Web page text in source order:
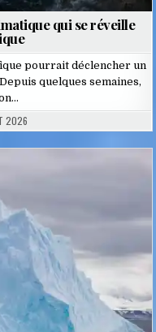
qui se réveille
pourrait déclencher un
quelques semaines,
2026